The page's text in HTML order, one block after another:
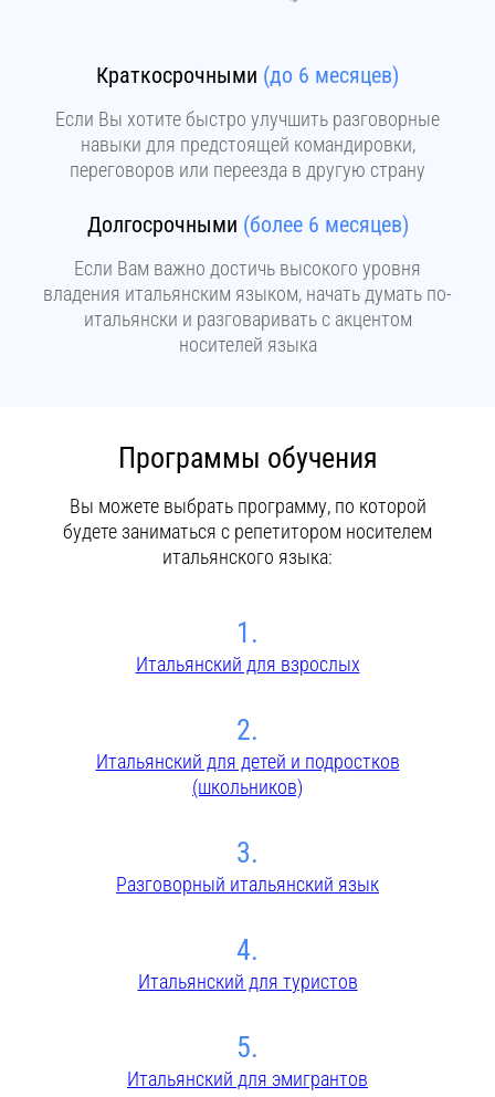
Краткосрочными (до 6 месяцев)
Если Вы хотите быстро улучшить разговорные
навыки для предстоящей командировки,
переговоров или переезда в другую страну
Долгосрочными (более 6 месяцев)
Если Вам важно достичь высокого уровня
владения итальянским языком, начать думать по-
итальянски и разговаривать с акцентом
носителей языка
Программы обучения
Вы можете выбрать программу, по которой
будете заниматься с репетитором носителем
итальянского языка:
1.
Итальянский для взрослых
2.
Итальянский для детей и подростков
(школьников)
3.
Разговорный итальянский язык
4.
Итальянский для туристов
5.
Итальянский для эмигрантов